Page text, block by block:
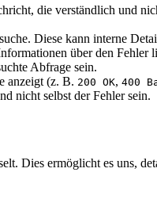
die verständlich und
Diese kann interne
über den
Abfrage sein.
anzeigt (z. B. 200 OK, 400
nicht selbst der Fehler sein.
Dies ermöglicht es uns,